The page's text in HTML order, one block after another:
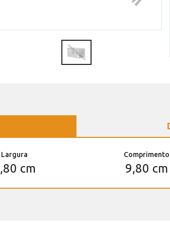
Largura
cm
Comprimento
9,80 cm